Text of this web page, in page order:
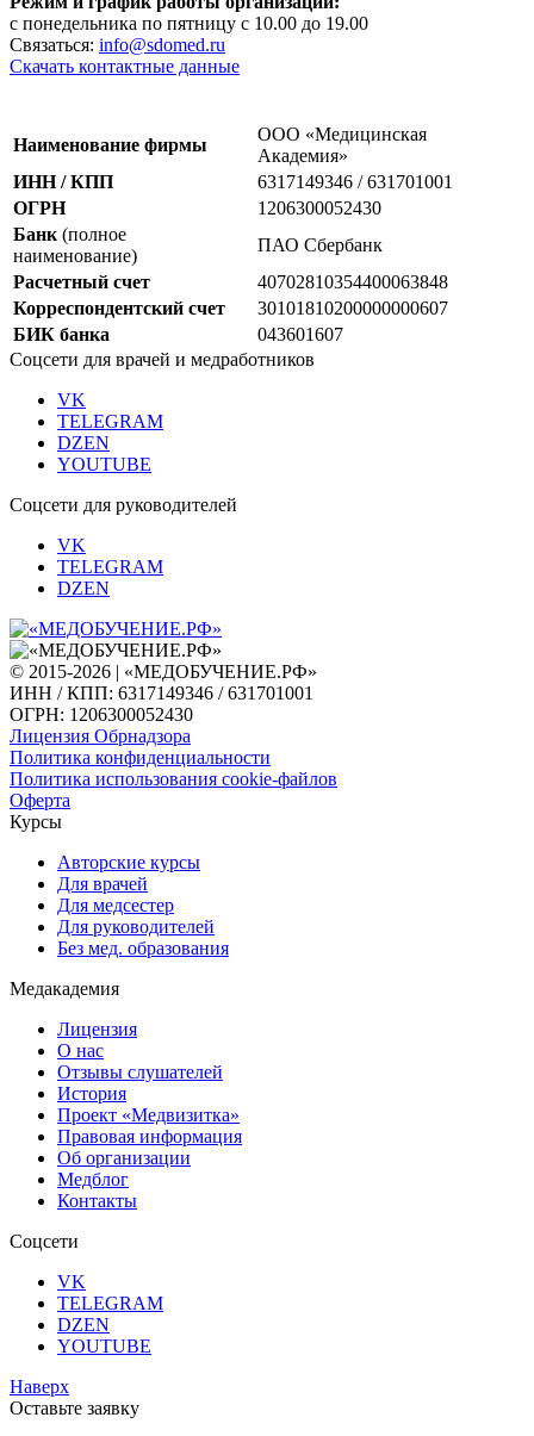
с понедельника по пятницу с 10.00 до 19.00
Связаться: info@sdomed.ru
Скачать контактные данные
Наименование фирмы
ООО «Медицинская
Академия»
ИНН / КПП
6317149346 / 631701001
ОГРН
1206300052430
Банк (полное
наименование)
ПАО Сбербанк
Расчетный счет
40702810354400063848
Корреспондентский счет
30101810200000000607
БИК банка
043601607
Соцсети для врачей и медработников
VK
TELEGRAM
DZEN
YOUTUBE
Соцсети для руководителей
VK
TELEGRAM
DZEN
© 2015-2026 | «МЕДОБУЧЕНИЕ.РФ»
ИНН / КПП: 6317149346 / 631701001
ОГРН: 1206300052430
Лицензия Обрнадзора
Политика конфиденциальности
Политика использования cookie-файлов
Оферта
Курсы
Авторские курсы
Для врачей
Для медсестер
Для руководителей
Без мед. образования
Медакадемия
Лицензия
О нас
Отзывы слушателей
История
Проект «Медвизитка»
Правовая информация
Об организации
Медблог
Контакты
Соцсети
VK
TELEGRAM
DZEN
YOUTUBE
Наверх
Оставьте заявку